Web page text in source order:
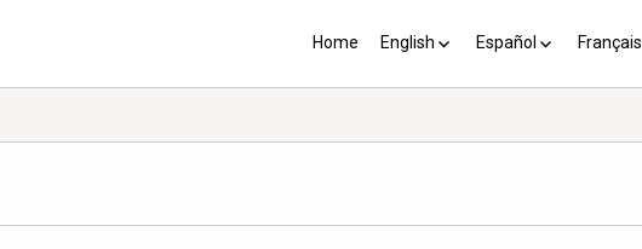
Home English Español Français